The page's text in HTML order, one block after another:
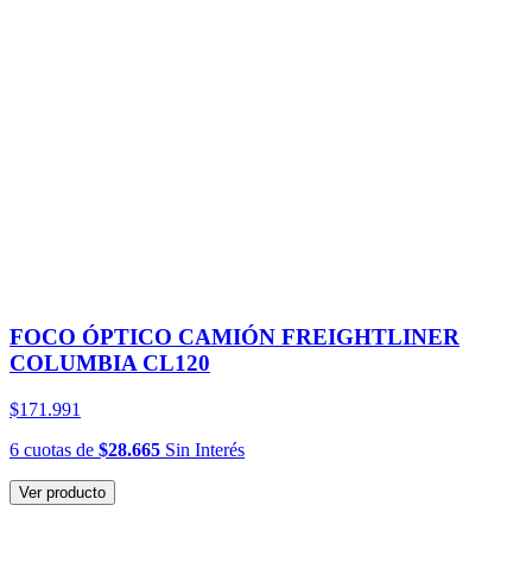
FOCO ÓPTICO CAMIÓN FREIGHTLINER
COLUMBIA CL120
$171.991
6 cuotas de $28.665 Sin Interés
Ver producto